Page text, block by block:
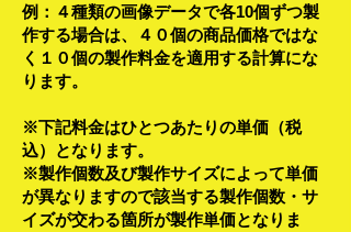
例：４種類の画像データで各10個ずつ製
作する場合は、４０個の商品価格ではな
く１０個の製作料金を適用する計算にな
ります。
※下記料金はひとつあたりの単価 （税
込）
となります。
※製作個数及び製作サイズによって単価
が異なりますので該当する製作個数・サ
イズが交わる箇所が製作単価となりま